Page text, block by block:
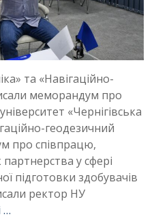
та «Навігаційно-
меморандум про
«Чернігівська
геодезичний
про співпрацю,
у сфері
підготовки здобувачів
ректор НУ
…